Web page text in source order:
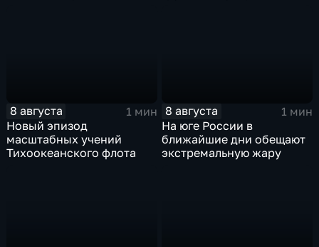
8 августа
1 мин
Новый эпизод
масштабных учений
Тихоокеанского флота
8 августа
1 мин
На юге России в
ближайшие дни обещают
экстремальную жару